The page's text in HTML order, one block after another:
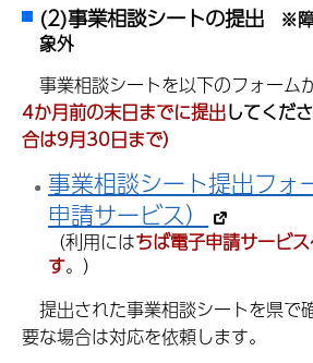
(2)事業相談シートの提出
※
象外
事業相談シートを以下のフォームか
4か月前の末日までに提出してくださ
合は9月30日まで）
事業相談シート提出フォ
申請サービス）
（利用にはちば電子申請サービ
す。）
提出された事業相談シートを県で
要な場合は対応を依頼します。